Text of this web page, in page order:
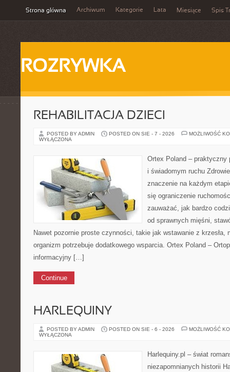
Strona główna Archiwum Kategorie Lata Miesiące Spis
ROZRYWKA
REHABILITACJA DZIECI
POSTED BY ADMIN POSTED ON SIE - 7 - 2026
MOŻLIWOŚĆ
WYŁĄCZONA
Ortex Poland – praktyczny
i świadomym ruchu
znaczenie na każdym
się ograniczenie
zauważać, jak bardzo
od sprawnych mięśni,
Nawet pozornie proste czynności, takie jak wstawanie z krzesła,
organizm potrzebuje dodatkowego wsparcia. Ortex Poland –
informacyjny […]
Continue
HARLEQUINY
POSTED BY ADMIN POSTED ON SIE - 6 - 2026
MOŻLIWOŚĆ
WYŁĄCZONA
Harlequiny.pl – świat
niezapomnianych historii